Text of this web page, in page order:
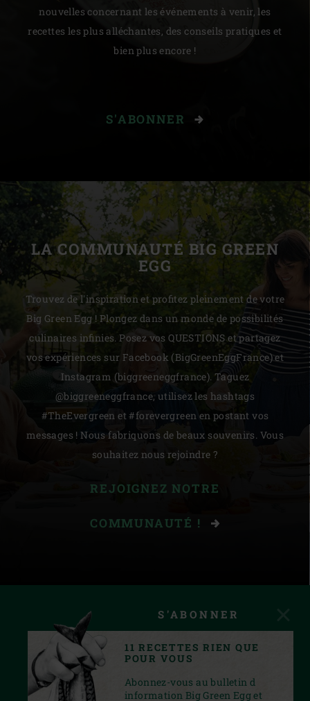
nouvelles concernant les événements à venir, les
recettes les plus alléchantes, des conseils pratiques et
bien plus encore !
S'ABONNER
LA COMMUNAUTÉ BIG GREEN
EGG
Trouvez de l'inspiration et profitez pleinement de votre
Big Green Egg ! Plongez dans un monde de possibilités
culinaires infinies. Posez vos QUESTIONS et partagez
vos expériences sur Facebook (BigGreenEggFrance) et
Instagram (biggreeneggfrance). Taguez
@biggreeneggfrance, utilisez les hashtags
#TheEvergreen et #forevergreen en postant vos
messages ! Nous fabriquons de beaux souvenirs. Vous
souhaitez nous rejoindre ?
REJOIGNEZ NOTRE
COMMUNAUTÉ !
S'ABONNER
11 RECETTES RIEN QUE
POUR VOUS
Abonnez-vous au bulletin d
information Big Green Egg et